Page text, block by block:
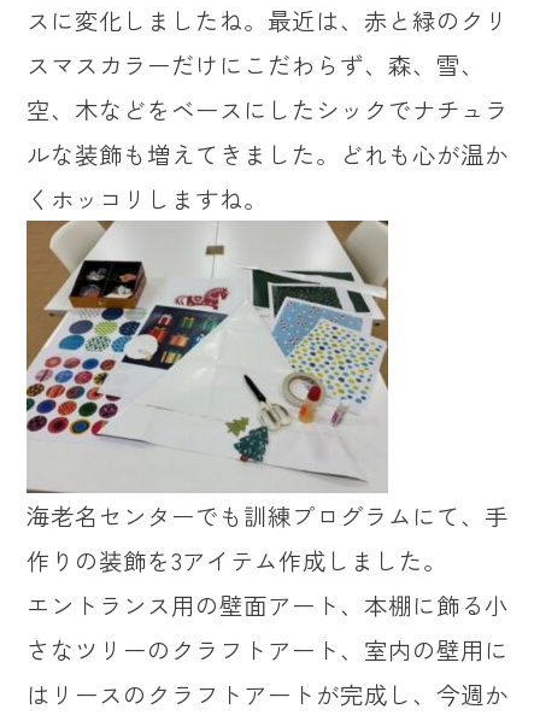
スに変化しましたね。最近は、赤と緑のクリ
スマスカラーだけにこだわらず、森、雪、
空、木などをベースにしたシックでナチュラ
ルな装飾も増えてきました。どれも心が温か
くホッコリしますね。
海老名センターでも訓練プログラムにて、手
作りの装飾を3アイテム作成しました。
エントランス用の壁面アート、本棚に飾る小
さなツリーのクラフトアート、室内の壁用に
はリースのクラフトアートが完成し、今週か